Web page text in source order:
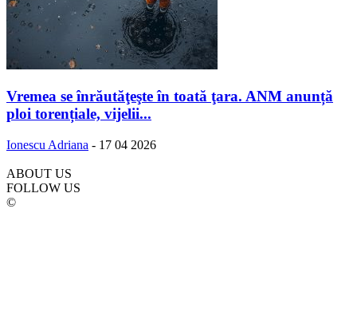
Vremea se înrăutăţeşte în toată ţara. ANM anunță
ploi torențiale, vijelii...
Ionescu Adriana - 17 04 2026
ABOUT US
FOLLOW US
©